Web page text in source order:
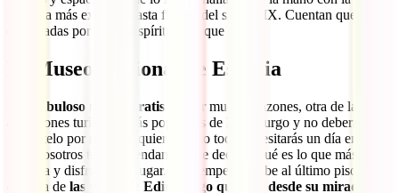
pobreza más extrema hasta finales del siglo XIX. Cuentan que están
encantadas por varios espíritus, así que allá tú.
El Museo Nacional de Escocia
fabuloso museo gratis es, por muchas razones, otra de las
atracciones turísticas más populares de Edimburgo y no deberías
perdértelo por nada. Si quieres verlo todo necesitarás un día entero
pero nosotros te recomendamos que decidas qué es lo que más te
interesa y disfrutes del lugar. Para empezar, sube al último piso y
disfruta de las vistas de Edimburgo que hay desde su mirador